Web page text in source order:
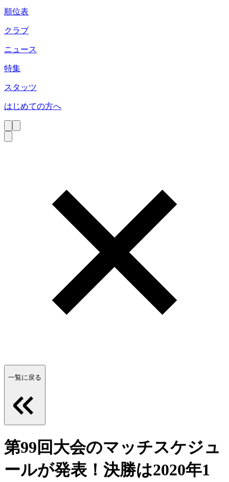
順位表
クラブ
ニュース
特集
スタッツ
はじめての方へ
一覧に戻る
第99回大会のマッチスケジュ
ールが発表！決勝は2020年1